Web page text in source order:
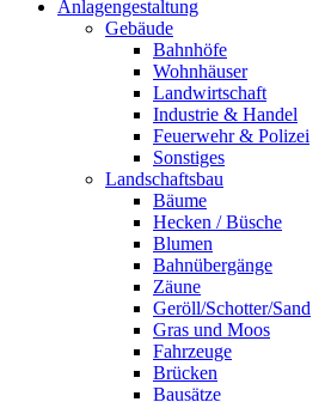
Anlagengestaltung
Gebäude
Bahnhöfe
Wohnhäuser
Landwirtschaft
Industrie & Handel
Feuerwehr & Polizei
Sonstiges
Landschaftsbau
Bäume
Hecken / Büsche
Blumen
Bahnübergänge
Zäune
Geröll/Schotter/Sand
Gras und Moos
Fahrzeuge
Brücken
Bausätze